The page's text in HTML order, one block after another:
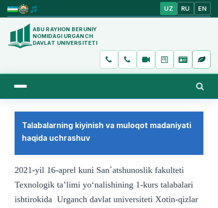
UZ RU EN
ABU RAYHON BERUNIY
NOMIDAGI URGANCH
DAVLAT UNIVERSITETI
Talabalarning kiyinish va muloqot madaniyati
haqida uchrashuv
2021-yil 16-aprel kuni San`atshunoslik fakulteti
Texnologik ta’limi yoʻnalishining 1-kurs talabalari
ishtirokida Urganch davlat universiteti Xotin-qizlar